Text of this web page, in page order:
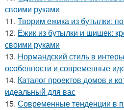
своими руками
11. Творим ежика из бутылки:
12. Ёжик из бутылки и шишек:
своими руками
13. Нормандский стиль в
особенности и современные
14. Каталог проектов домов и
идеальный для вас
15. Современные тенденции в